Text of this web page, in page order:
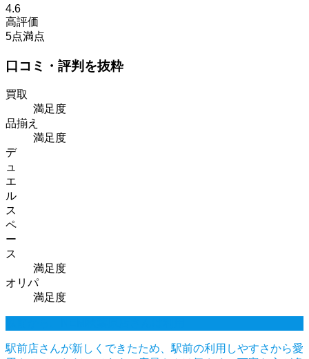
4.6
高評価
5点満点
口コミ・評判を抜粋
買取
満足度
品揃え
満足度
デ
ュ
エ
ル
ス
ペ
ー
ス
満足度
オリパ
満足度
駅前店さんが新しくできたため、駅前の利用しやすさから愛